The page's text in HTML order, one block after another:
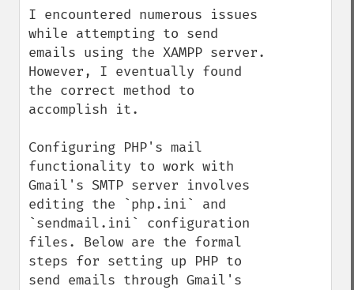
I encountered numerous issues
while attempting to send
emails using the XAMPP server.
However, I eventually found
the correct method to
accomplish it.
Configuring PHP's mail
functionality to work with
Gmail's SMTP server involves
editing the `php.ini` and
`sendmail.ini` configuration
files. Below are the formal
steps for setting up PHP to
send emails through Gmail's